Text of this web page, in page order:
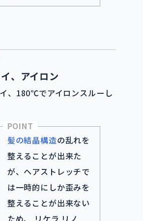
、アイロン
、180℃でアイロンスルーし
POINT
髪の結晶構造の乱れを
整えることが出来た
が、ヘアストレッチで
は一時的にしか歪みを
整えることが出来ない
ため、 リケラ リノ